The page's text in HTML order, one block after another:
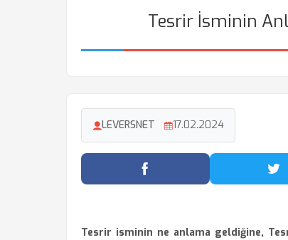
Tesrir İsminin
LEVERSNET 17.02.2024
Facebook'ta Paylaş
Tesrir isminin ne anlama geldiğine,